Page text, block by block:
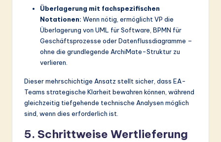
Überlagerung mit fachspezifischen
Notationen: Wenn nötig, ermöglicht VP die
Überlagerung von UML für Software, BPMN für
Geschäftsprozesse oder Datenflussdiagramme –
ohne die grundlegende ArchiMate-Struktur zu
verlieren.
Dieser mehrschichtige Ansatz stellt sicher, dass EA-
Teams strategische Klarheit bewahren können, während
gleichzeitig tiefgehende technische Analysen möglich
sind, wenn dies erforderlich ist.
5. Schrittweise Wertlieferung